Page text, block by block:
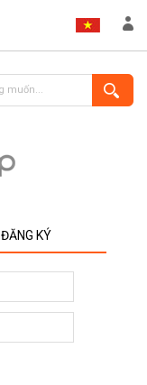
ĐĂNG KÝ